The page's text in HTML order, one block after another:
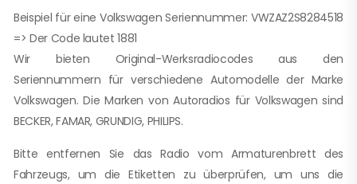
Beispiel für eine Volkswagen Seriennummer: VWZAZ2S8284518
=> Der Code lautet 1881
Wir bieten Original-Werksradiocodes aus den
Seriennummern für verschiedene Automodelle der Marke
Volkswagen. Die Marken von Autoradios für Volkswagen sind
BECKER, FAMAR, GRUNDIG, PHILIPS.
Bitte entfernen Sie das Radio vom Armaturenbrett des
Fahrzeugs, um die Etiketten zu überprüfen, um uns die